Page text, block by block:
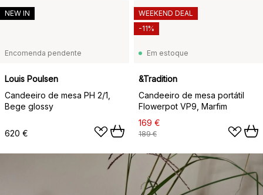
Encomenda pendente
Louis Poulsen
Candeeiro de mesa PH 2/1,
Bege glossy
620 €
NEW IN
Em estoque
&Tradition
Candeeiro de mesa portátil
Flowerpot VP9, Marfim
169 €
189 €
WEEKEND DEAL
-11%